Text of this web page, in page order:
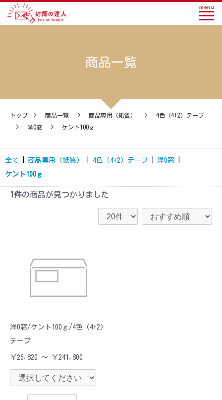
menu
商品一覧
トップ > 商品一覧 > 商品専用（紙質） >
4色（4+2）テープ
>
洋0窓 > ケント100ｇ
全て 商品専用（紙質） 4色（4+2）テープ 洋0窓
ケント100ｇ
1件の商品が見つかりました
洋0窓/ケント100ｇ/4色（4+2）
テープ
￥26,820 ～ ￥241,800